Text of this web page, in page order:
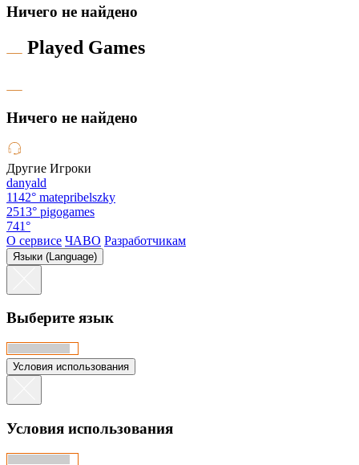
Hичего не найдено
Played Games
Hичего не найдено
Другие Игроки
danyald
1142° matepribelszky
2513° pigogames
741°
О сервисе ЧАВО Разработчикам
Языки (Language)
Выберите язык
Условия использования
Условия использования